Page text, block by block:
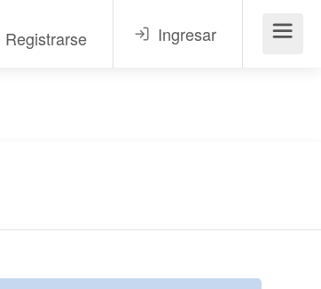
Registrarse Ingresar Menú